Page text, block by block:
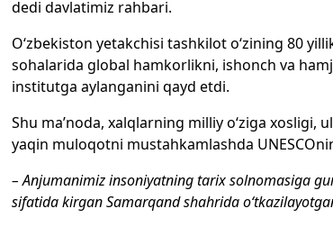
dedi davlatimiz rahbari.
O‘zbekiston yetakchisi tashkilot o‘zining 80
sohalarida global hamkorlikni, ishonch va
institutga aylanganini qayd etdi.
Shu ma’noda, xalqlarning milliy o‘ziga
yaqin muloqotni mustahkamlashda
– Anjumanimiz insoniyatning tarix solnomasiga
sifatida kirgan Samarqand shahrida